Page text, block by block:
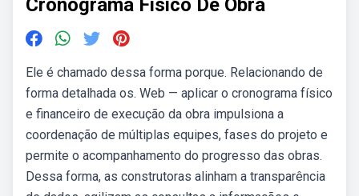
Cronograma Fisico De Obra
Ele é chamado dessa forma porque. Relacionando de
forma detalhada os. Web — aplicar o cronograma físico
e financeiro de execução da obra impulsiona a
coordenação de múltiplas equipes, fases do projeto e
permite o acompanhamento do progresso das obras.
Dessa forma, as construtoras alinham a transparência